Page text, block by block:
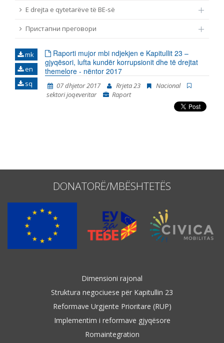
Tag
Data e shpalljes
E drejta e qytetarëve të BE-së
Пристапни преговори
mk
en
sq
Raporti mujor mbi ndjekjen e Kapitullit 23 –
gjyqësori, lufta kundër korrupsionit dhe të drejtat
themelore - nëntor 2017
07 dhjetor 2017 Rrjeta 23
Nacional
sektori joqeveritar
Raport
DONATORË/MBËSHTETËS
Dimensioni rajonal
Struktura negociuese për Kapitullin 23
Reformave Urgjente Prioritare (RUP)
Implementim i reformave gjyqësore
Romaintegration